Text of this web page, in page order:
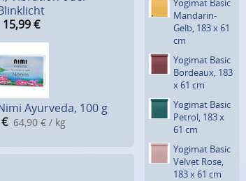
15,99 €
Ayurveda, 100 g
€ 64,90 € / kg
Yogimat Basic
Mandarin-
Gelb, 183 x 61
cm
Yogimat Basic
Bordeaux, 183
x 61 cm
Yogimat Basic
Petrol, 183 x
61 cm
Yogimat Basic
Velvet Rose,
183 x 61 cm